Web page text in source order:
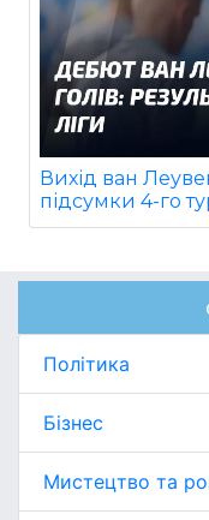
Вихід ван
підсумки 4-го
Політика
Бізнес
Мистецтво та